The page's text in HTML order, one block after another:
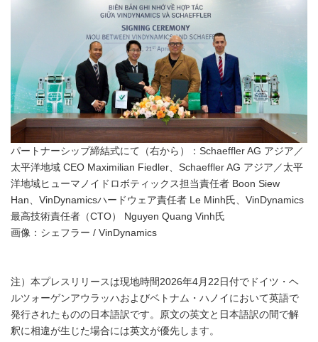
パートナーシップ締結式にて（右から）：Schaeffler AG アジア／
太平洋地域 CEO Maximilian Fiedler、Schaeffler AG アジア／太平
洋地域ヒューマノイドロボティックス担当責任者 Boon Siew
Han、VinDynamicsハードウェア責任者 Le Minh氏、VinDynamics
最高技術責任者（CTO） Nguyen Quang Vinh氏
画像：シェフラー / VinDynamics
注）本プレスリリースは現地時間2026年4月22日付でドイツ・ヘ
ルツォーゲンアウラッハおよびベトナム・ハノイにおいて英語で
発行されたものの日本語訳です。原文の英文と日本語訳の間で解
釈に相違が生じた場合には英文が優先します。